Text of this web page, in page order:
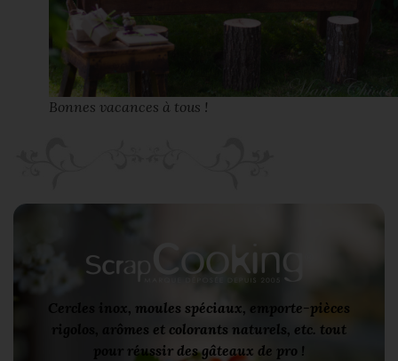
Bonnes vacances à tous !
Cercles inox, moules spéciaux, emporte-pièces
rigolos, arômes et colorants naturels, etc. tout
pour réussir des gâteaux de pro !